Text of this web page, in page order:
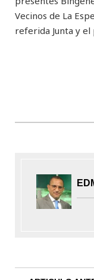
Vecinos de La
referida Junta y